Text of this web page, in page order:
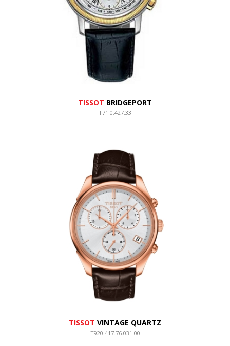
TISSOT BRIDGEPORT
T71.0.427.33
TISSOT VINTAGE QUARTZ
T920.417.76.031.00